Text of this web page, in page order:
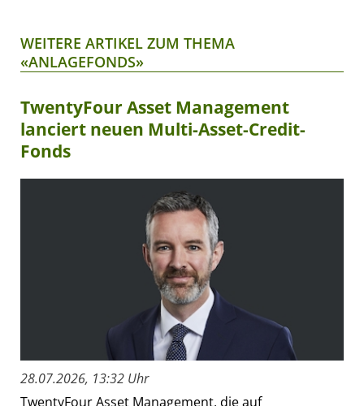
WEITERE ARTIKEL ZUM THEMA
«ANLAGEFONDS»
TwentyFour Asset Management
lanciert neuen Multi-Asset-Credit-
Fonds
28.07.2026, 13:32 Uhr
TwentyFour Asset Management, die auf